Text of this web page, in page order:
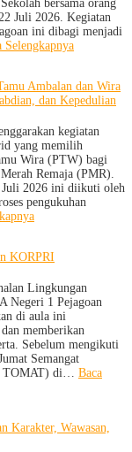
bersama orang
Juli 2026. Kegiatan
ini dibagi menjadi
Selengkapnya:
Sekolah
dan
Bersama
Orang
Tua/Wali
Murid
Kelas
X
Tahun
Pelajaran
Ambalan dan Wira
dan Kepedulian
kegiatan
yang memilih
Wira (PTW) bagi
Remaja (PMR).
Juli 2026 ini diikuti oleh
pengukuhan
:
1
Gelar
Penerimaan
Tamu
Ambalan
dan
Wira
untuk
Pengabdian,
KORPRI
Lingkungan
Negeri 1 Pejagoan
di aula ini
memberikan
Sebelum mengikuti
Semangat
TOMAT) di… Baca
Karakter, Wawasan,